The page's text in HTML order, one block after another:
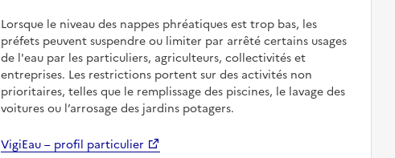
Lorsque le niveau des nappes phréatiques est trop bas, les
préfets peuvent suspendre ou limiter par arrêté certains usages
de l'eau par les particuliers, agriculteurs, collectivités et
entreprises. Les restrictions portent sur des activités non
prioritaires, telles que le remplissage des piscines, le lavage des
voitures ou l’arrosage des jardins potagers.
VigiEau – profil particulier